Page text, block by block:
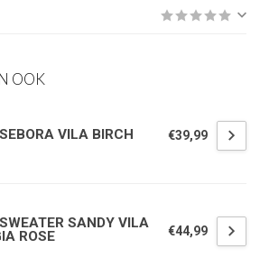
OOK
VILA BIRCH €39,99
SANDY VILA
ROSE
€44,99